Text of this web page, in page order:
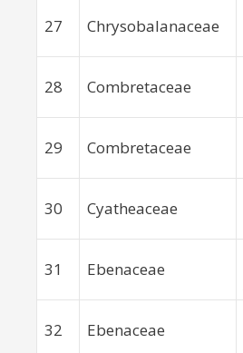
27 Chrysobalanaceae
28 Combretaceae
29 Combretaceae
30 Cyatheaceae
31 Ebenaceae
32 Ebenaceae